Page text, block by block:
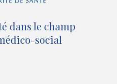
n
o
u
(
n
o
dans le champ
social